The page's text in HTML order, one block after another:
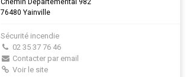
Chemin Départemental 982
76480 Yainville
Sécurité incendie
02 35 37 76 46
Contacter par email
Voir le site